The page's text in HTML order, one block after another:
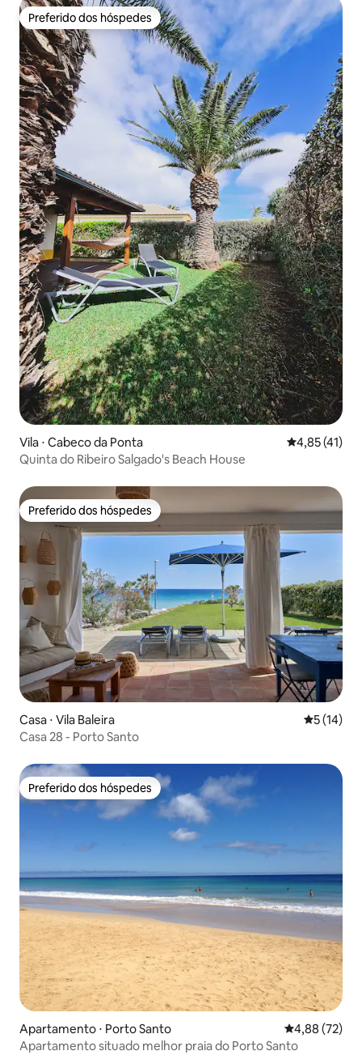
Preferido dos hóspedes
Preferido dos hóspedes
Vila ⋅ Cabeco da Ponta 4,85 de uma
4,85 (41)
Quinta do Ribeiro Salgado's Beach House
Preferido dos hóspedes
Preferido dos hóspedes
Casa ⋅ Vila Baleira 5 de uma
5 (14)
Casa 28 - Porto Santo
Preferido dos hóspedes
Preferido dos hóspedes
Apartamento ⋅ Porto Santo 4,88 de uma
4,88 (72)
Apartamento situado melhor praia do Porto Santo